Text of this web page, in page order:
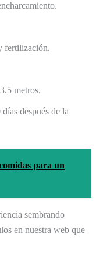
fertilización.
metros.
después de la
para un
sembrando
en nuestra web que